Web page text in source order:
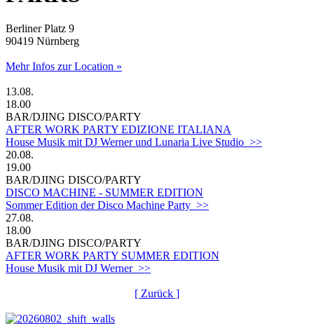
Berliner Platz 9
90419 Nürnberg
Mehr Infos zur Location »
13.08.
18.00
BAR/DJING DISCO/PARTY
AFTER WORK PARTY EDIZIONE ITALIANA
House Musik mit DJ Werner und Lunaria Live Studio >>
20.08.
19.00
BAR/DJING DISCO/PARTY
DISCO MACHINE - SUMMER EDITION
Sommer Edition der Disco Machine Party >>
27.08.
18.00
BAR/DJING DISCO/PARTY
AFTER WORK PARTY SUMMER EDITION
House Musik mit DJ Werner >>
[ Zurück ]